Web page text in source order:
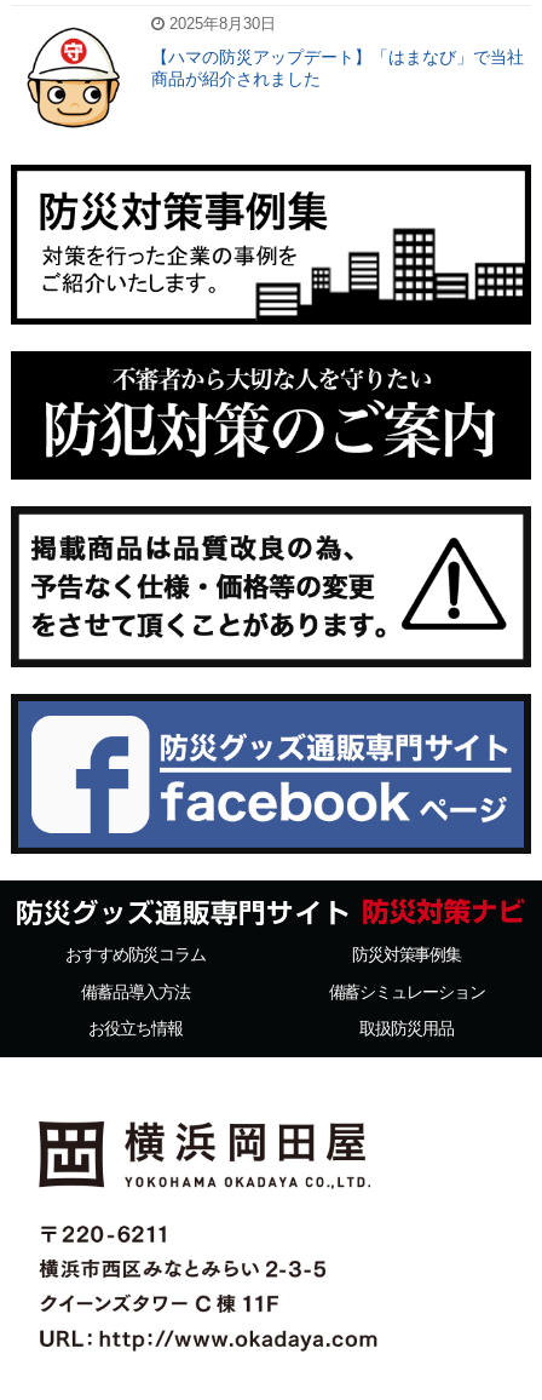
2025年8月30日
【ハマの防災アップデート】「はまなび」で当社
商品が紹介されました
おすすめ防災コラム
防災対策事例集
備蓄品導入方法
備蓄シミュレーション
お役立ち情報
取扱防災用品